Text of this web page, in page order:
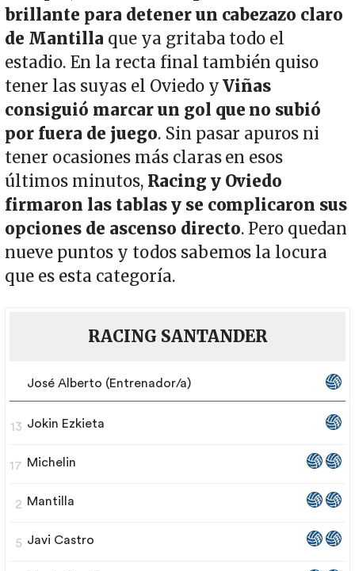
brillante para detener un cabezazo claro
de Mantilla que ya gritaba todo el
estadio. En la recta final también quiso
tener las suyas el Oviedo yViñas
consiguió marcar un gol que no subió
por fuera de juego. Sin pasar apuros ni
tener ocasiones más claras en esos
últimos minutos, Racing y Oviedo
firmaron las tablas y se complicaron sus
opciones de ascenso directo. Pero quedan
nueve puntos y todos sabemos la locura
que es esta categoría.
RACING SANTANDER
José Alberto (Entrenador/a)
13 Jokin Ezkieta
17 Michelin
2 Mantilla
5 Javi Castro